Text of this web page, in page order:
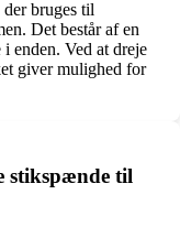
bruges til
Det består af en
enden. Ved at dreje
giver mulighed for
stikspænde til